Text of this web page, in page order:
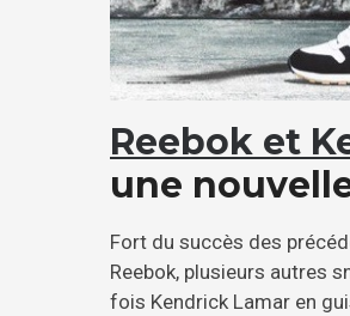
Reebok et
une
Fort du succès des
Reebok, plusieurs autres
fois Kendrick Lamar en